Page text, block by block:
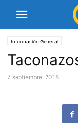
Información General
7 septiembre, 2018